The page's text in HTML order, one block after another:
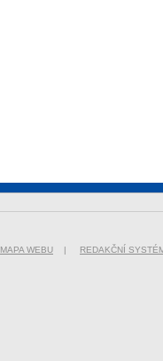
MAPA WEBU | REDAKČNÍ